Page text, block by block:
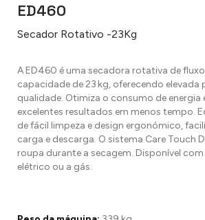
ED460
Secador Rotativo -23Kg
A ED460 é uma secadora rotativa de
capacidade de 23 kg, oferecendo elevada
qualidade. Otimiza o consumo de energia
excelentes resultados em menos tempo.
de fácil limpeza e design ergonómico,
carga e descarga. O sistema Care Touch
roupa durante a secagem. Disponível
elétrico ou a gás.